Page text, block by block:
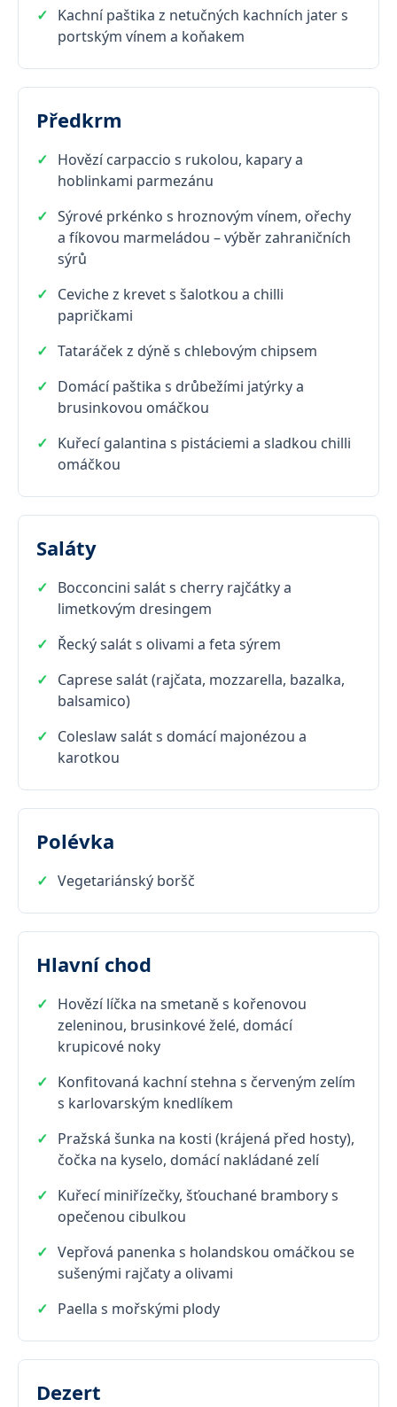
Kachní paštika z netučných kachních jater s
portským vínem a koňakem
Předkrm
Hovězí carpaccio s rukolou, kapary a
hoblinkami parmezánu
Sýrové prkénko s hroznovým vínem, ořechy
a fíkovou marmeládou – výběr zahraničních
sýrů
Ceviche z krevet s šalotkou a chilli
papričkami
Tataráček z dýně s chlebovým chipsem
Domácí paštika s drůbežími jatýrky a
brusinkovou omáčkou
Kuřecí galantina s pistáciemi a sladkou chilli
omáčkou
Saláty
Bocconcini salát s cherry rajčátky a
limetkovým dresingem
Řecký salát s olivami a feta sýrem
Caprese salát (rajčata, mozzarella, bazalka,
balsamico)
Coleslaw salát s domácí majonézou a
karotkou
Polévka
Vegetariánský boršč
Hlavní chod
Hovězí líčka na smetaně s kořenovou
zeleninou, brusinkové želé, domácí
krupicové noky
Konfitovaná kachní stehna s červeným zelím
s karlovarským knedlíkem
Pražská šunka na kosti (krájená před hosty),
čočka na kyselo, domácí nakládané zelí
Kuřecí miniřízečky, šťouchané brambory s
opečenou cibulkou
Vepřová panenka s holandskou omáčkou se
sušenými rajčaty a olivami
Paella s mořskými plody
Dezert